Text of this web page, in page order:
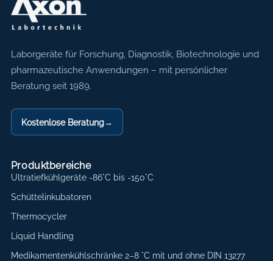
Axon Labortechnik
Laborgeräte für Forschung, Diagnostik, Biotechnologie und
pharmazeutische Anwendungen – mit persönlicher
Beratung seit 1989.
Kostenlose Beratung→
Produktbereiche
Ultratiefkühlgeräte -86°C bis -150°C
Schüttelinkubatoren
Thermocycler
Liquid Handling
Medikamentenkühlschränke 2–8 °C mit und ohne DIN 13277